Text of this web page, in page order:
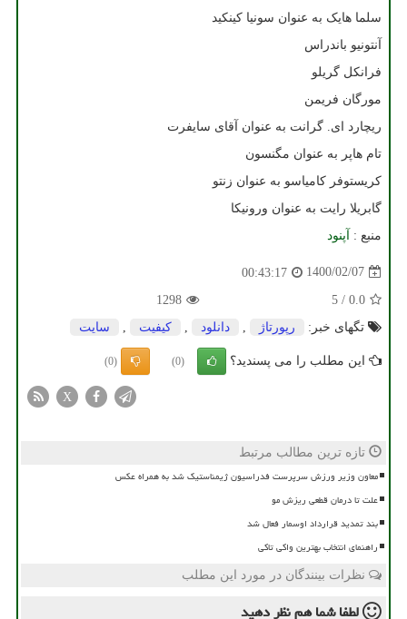
سلما هایک به عنوان سونیا کینکید
آنتونیو باندراس
فرانکل گریلو
مورگان فریمن
ریچارد ای. گرانت به عنوان آقای سایفرت
تام هاپر به عنوان مگنسون
کریستوفر کامیاسو به عنوان زنتو
گابریلا رایت به عنوان ورونیکا
منبع :
آپنود
1400/02/07
00:43:17
0.0
/
5
1298
تگهای خبر:
رپورتاژ دانلود كیفیت سایت
این مطلب را می پسندید؟ (0)
(0)
X
تازه ترین مطالب مرتبط
معاون وزیر ورزش سرپرست فدراسیون ژیمناستیک شد به همراه عکس
علت تا درمان قطعی ریزش مو
بند تمدید قرارداد اوسمار فعال شد
راهنمای انتخاب بهترین واکی تاکی
نظرات بینندگان در مورد این مطلب
لطفا شما همنظر دهید